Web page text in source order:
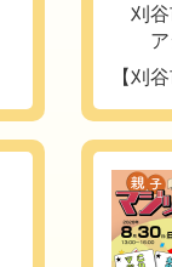
刈谷
アジ
【刈